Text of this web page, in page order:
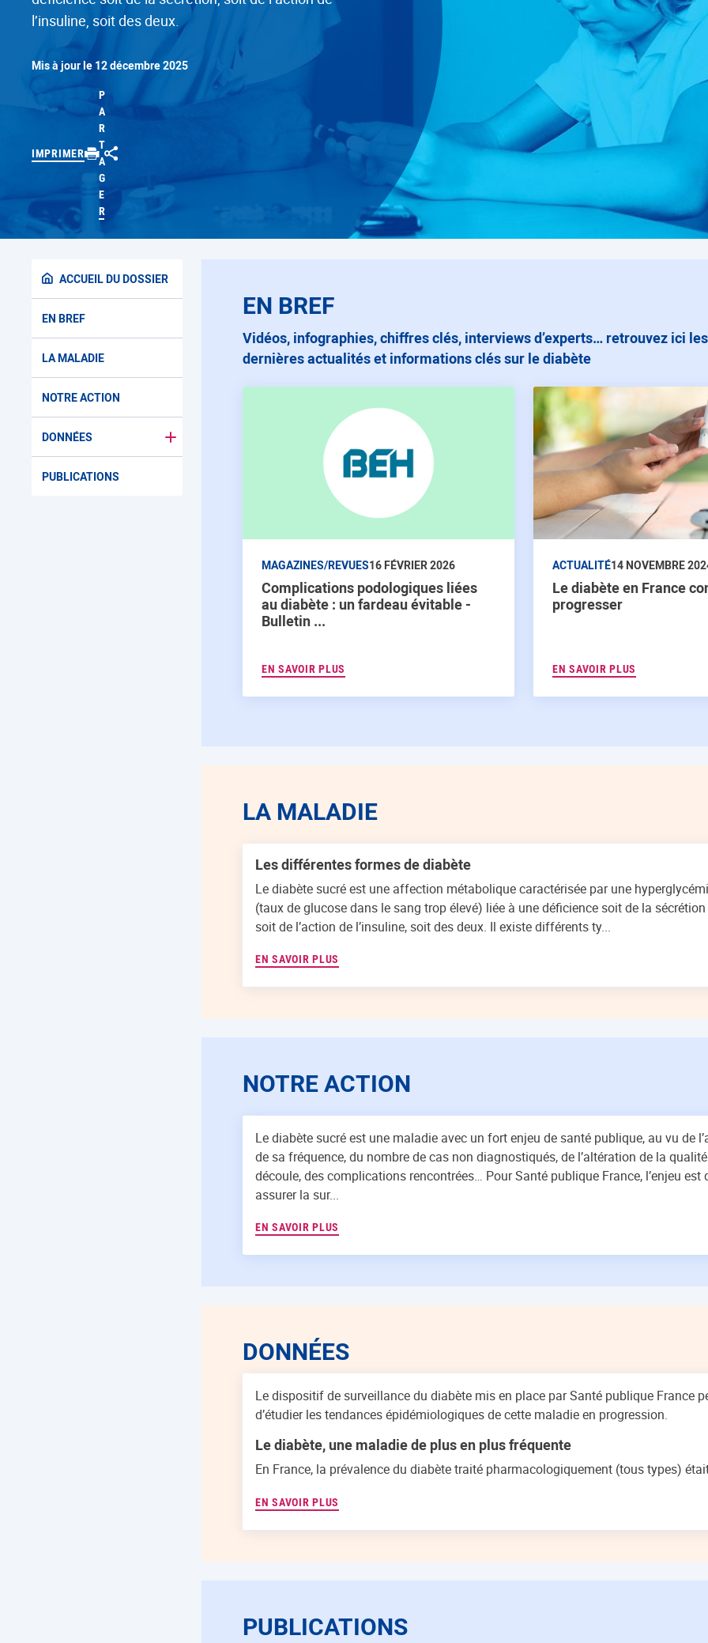
l’insuline, soit des deux.
Mis à jour le 12 décembre 2025
IMPRIMER
P
A
R
T
A
G
E
R
ACCUEIL DU DOSSIER
EN BREF
LA MALADIE
NOTRE ACTION
DONNÉES Basculer le sous menu pour Données
PUBLICATIONS
EN BREF
Vidéos, infographies, chiffres clés, interviews d’experts… retrouvez ici les
dernières actualités et informations clés sur le diabète
MAGAZINES/REVUES16 FÉVRIER 2026
Complications podologiques liées
au diabète : un fardeau évitable -
Bulletin ...
EN SAVOIR PLUS
ACTUALITÉ14 NOVEMBRE
Le diabète en France
progresser
EN SAVOIR PLUS
LA MALADIE
Les différentes formes de diabète
Le diabète sucré est une affection métabolique caractérisée par une
(taux de glucose dans le sang trop élevé) liée à une déficience soit de la sécrétion
soit de l’action de l’insuline, soit des deux. Il existe différents ty...
EN SAVOIR PLUS
NOTRE ACTION
Le diabète sucré est une maladie avec un fort enjeu de santé publique, au vu de
de sa fréquence, du nombre de cas non diagnostiqués, de l’altération de la
découle, des complications rencontrées… Pour Santé publique France, l’enjeu est
assurer la sur...
EN SAVOIR PLUS
DONNÉES
Le dispositif de surveillance du diabète mis en place par Santé publique France
d’étudier les tendances épidémiologiques de cette maladie en progression.
Le diabète, une maladie de plus en plus fréquente
En France, la prévalence du diabète traité pharmacologiquement (tous types)
EN SAVOIR PLUS
PUBLICATIONS